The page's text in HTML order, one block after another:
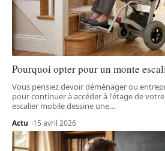
Pourquoi opter pour un monte
Vous pensiez devoir déménager ou
pour continuer à accéder à l'étage de
escalier mobile dessine une…
Actu 15 avril 2026